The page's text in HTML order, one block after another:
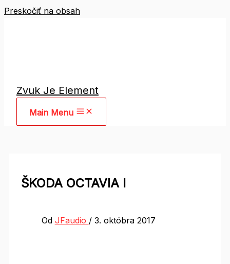
Preskočiť na obsah
Zvuk Je Element
Main Menu
ŠKODA OCTAVIA I
Od JFaudio / 3. októbra 2017